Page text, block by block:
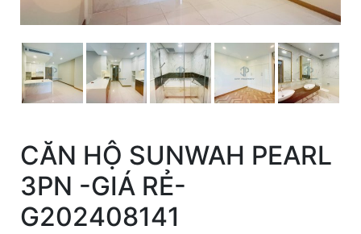
CĂN HỘ SUNWAH PEARL
3PN -GIÁ RẺ-
G202408141